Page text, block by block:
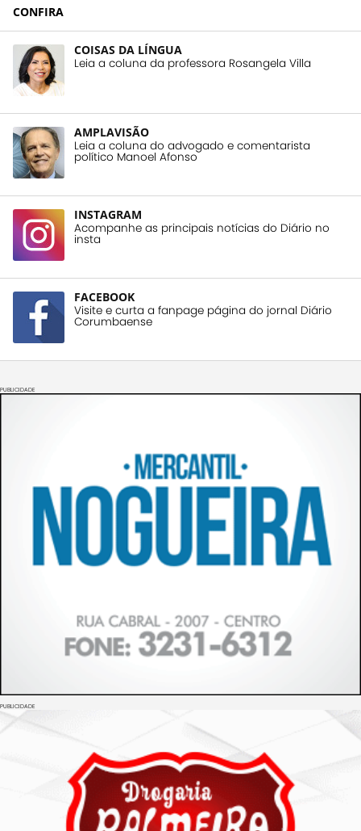
CONFIRA
COISAS DA LÍNGUA
Leia a coluna da professora Rosangela Villa
AMPLAVISÃO
Leia a coluna do advogado e comentarista
político Manoel Afonso
INSTAGRAM
Acompanhe as principais notícias do Diário no
insta
FACEBOOK
Visite e curta a fanpage página do jornal Diário
Corumbaense
PUBLICIDADE
PUBLICIDADE